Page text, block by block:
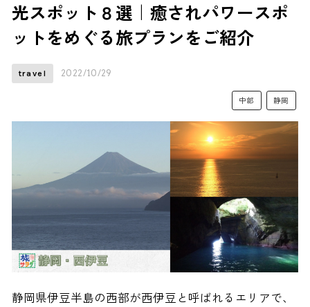
光スポット８選｜癒されパワースポ
ットをめぐる旅プランをご紹介
travel 2022/10/29
中部 静岡
静岡県伊豆半島の西部が西伊豆と呼ばれるエリアで、